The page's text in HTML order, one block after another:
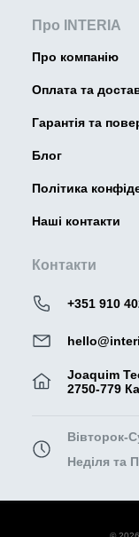
Про INTERIA
Про компанію
Оплата та
Гарантія та
Блог
Політика
Наші контакти
Контакти
+351 910
Joaquim
2750-779
Вівторок-
Неділя та